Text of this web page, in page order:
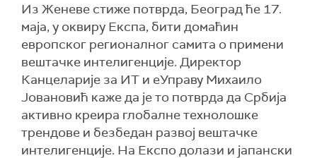
Из Женеве стиже потврда, Београд ће 17.
маја, у оквиру Експа, бити домаћин
европског регионалног самита о примени
вештачке интелигенције. Директор
Канцеларије за ИТ и еУправу Михаило
Јовановић каже да је то потврда да Србија
активно креира глобалне технолошке
трендове и безбедан развој вештачке
интелигенције. На Експо долази и јапански